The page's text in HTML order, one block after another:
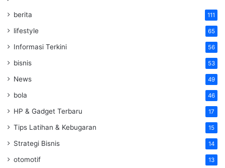
berita 111
lifestyle 65
Informasi Terkini 56
bisnis 53
News 49
bola 46
HP & Gadget Terbaru 17
Tips Latihan & Kebugaran 15
Strategi Bisnis 14
otomotif 13